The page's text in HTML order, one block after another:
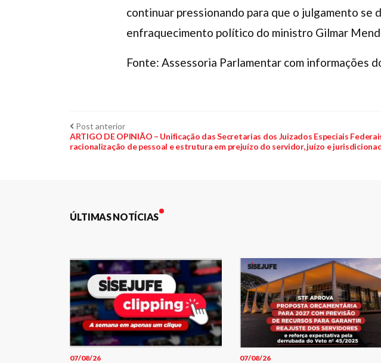
continuar pressionando para que o julgamento se
enfraquecimento político do ministro Gilmar
Fonte: Assessoria Parlamentar com informações
Navegação
de
Post anteriorPost
anterior:
ARTIGO DE OPINIÃO – Unificação das Secretarias dos Juizados Especiais
racionalização de pessoal e estrutura em prejuízo do servidor, juízo e
ÚLTIMAS NOTÍCIAS
07/08/26 07/08/26